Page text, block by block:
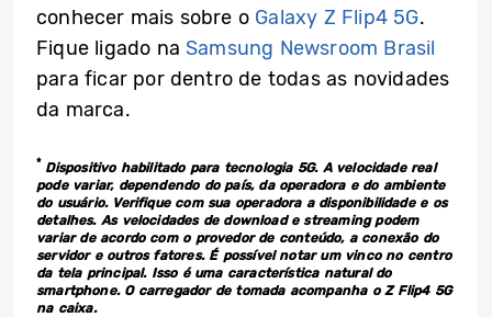
conhecer mais sobre o Galaxy Z Flip4 5G.
Fique ligado na Samsung Newsroom Brasil
para ficar por dentro de todas as novidades
da marca.
* Dispositivo habilitado para tecnologia 5G. A velocidade real
pode variar, dependendo do país, da operadora e do ambiente
do usuário. Verifique com sua operadora a disponibilidade e os
detalhes. As velocidades de download e streaming podem
variar de acordo com o provedor de conteúdo, a conexão do
servidor e outros fatores. É possível notar um vinco no centro
da tela principal. Isso é uma característica natural do
smartphone. O carregador de tomada acompanha o Z Flip4 5G
na caixa.